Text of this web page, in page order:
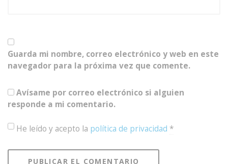
Guarda mi nombre, correo electrónico y web en este
navegador para la próxima vez que comente.
Avísame por correo electrónico si alguien
responde a mi comentario.
He leído y acepto la política de privacidad *